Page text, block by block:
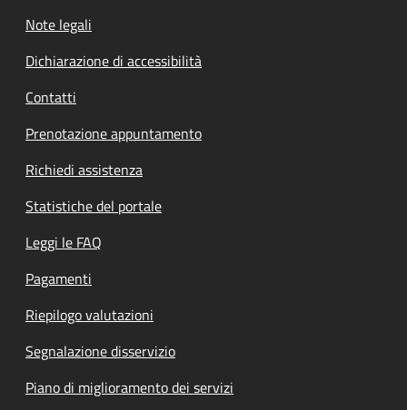
Note legali
Dichiarazione di accessibilità
Contatti
Prenotazione appuntamento
Richiedi assistenza
Statistiche del portale
Leggi le FAQ
Pagamenti
Riepilogo valutazioni
Segnalazione disservizio
Piano di miglioramento dei servizi